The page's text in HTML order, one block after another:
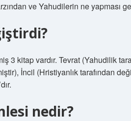
ve Yahudilerin ne yapması
3 kitap vardır. Tevrat (Yahudilik
İncil (Hristiyanlık tarafından
nedir?